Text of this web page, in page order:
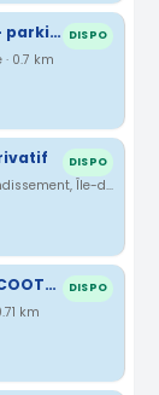
Parking SUV centre de Paris - parking près du Métro - place 20 DISPO
0.7 km
DISPO
Passage Louis-Philippe, Paris 11e Arrondissement, Île-de-France, France · 0.71 km
LOCATION PARKING MOTO/SCOOTER PARIS 11ème Villa Gaudelet Oberkampf DISPO
km